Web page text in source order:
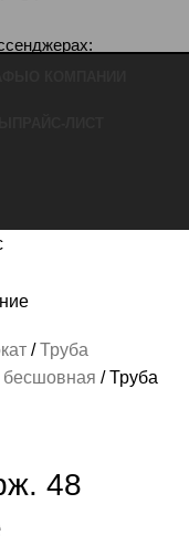
Труба
Труба
48